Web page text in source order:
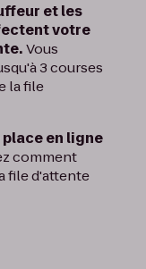
et les
votre
Vous
3 courses
la file
en ligne
comment
file d'attente